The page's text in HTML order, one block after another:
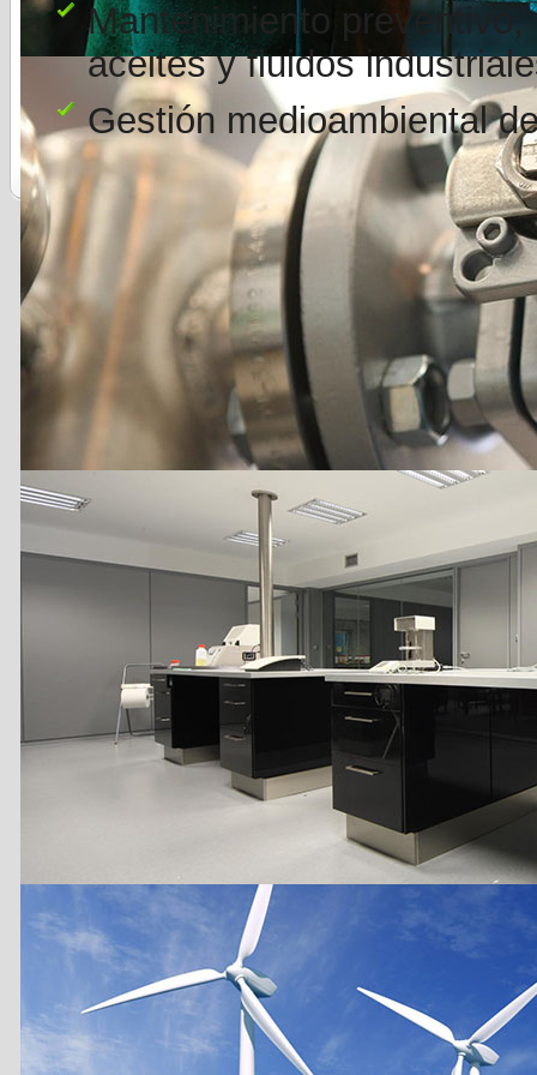
Mantenimiento
aceites y fluidos
Gestión medioambiental
PAL